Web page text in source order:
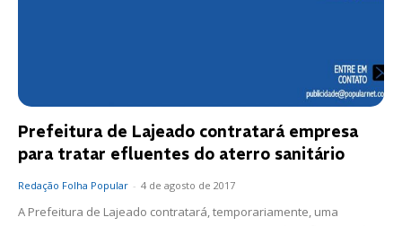
Prefeitura de Lajeado contratará empresa
para tratar efluentes do aterro sanitário
Redação Folha Popular - 4 de agosto de 2017
A Prefeitura de Lajeado contratará, temporariamente, uma